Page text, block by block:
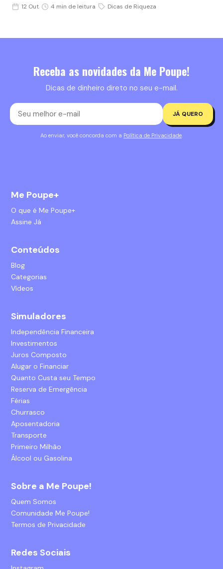
12 Out 4 min de leitura Dicas de Riqueza
Receba as novidades da Me Poupe!
Dicas de dinheiro direto no seu e-mail.
JÁ QUERO
Ao enviar, você concorda com a Política de Privacidade.
Me Poupe+
O que é Me Poupe+
Assine Já
Conteúdos
Blog
Categorias
Vídeos
Simuladores
Independência Financeira
Investimentos
Juros Composto
Alugar o Financiar
Quanto Custa seu Tempo
Reserva de Emergência
Férias
Churrasco
Aposentadoria
Transporte
Primeiro Milhão
Álcool ou Gasolina
Sobre a Me Poupe!
Quem Somos
Comunidade Me Poupe!
Termos de Privacidade
Redes Sociais